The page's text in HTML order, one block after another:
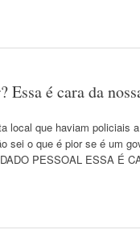
Essa é cara da
local que haviam policiais
sei o que é pior se é um
PESSOAL ESSA É